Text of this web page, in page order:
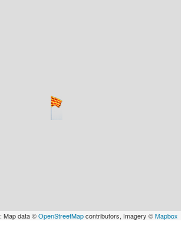
Map data ©OpenStreetMapcontributors, Imagery ©Mapbox